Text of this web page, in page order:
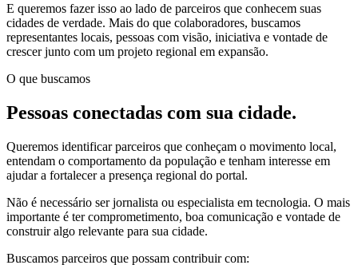
E queremos fazer isso ao lado de parceiros que conhecem suas
cidades de verdade. Mais do que colaboradores, buscamos
representantes locais, pessoas com visão, iniciativa e vontade de
crescer junto com um projeto regional em expansão.
O que buscamos
Pessoas conectadas com sua cidade.
Queremos identificar parceiros que conheçam o movimento local,
entendam o comportamento da população e tenham interesse em
ajudar a fortalecer a presença regional do portal.
Não é necessário ser jornalista ou especialista em tecnologia. O mais
importante é ter comprometimento, boa comunicação e vontade de
construir algo relevante para sua cidade.
Buscamos parceiros que possam contribuir com: